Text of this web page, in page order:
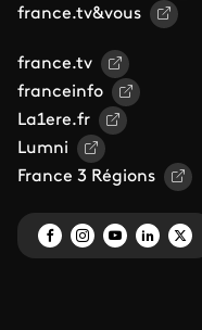
france.tv&vous
france.tv
franceinfo
La1ere.fr
Lumni
France 3 Régions